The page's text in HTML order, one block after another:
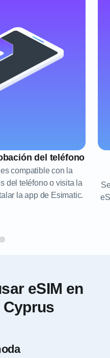
del teléfono
compatible con la
del teléfono o visita la
la app de Esimatic.
eSIM en